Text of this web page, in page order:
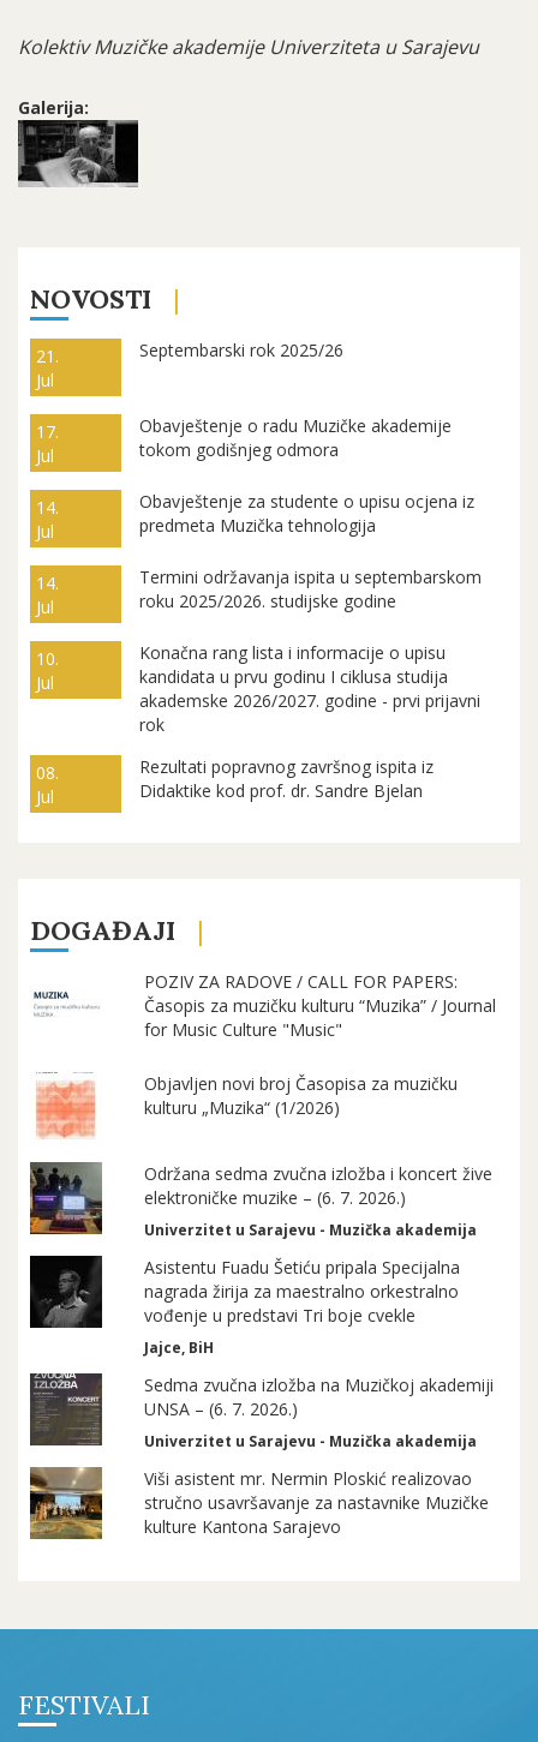
Kolektiv Muzičke akademije Univerziteta u Sarajevu
Galerija:
NOVOSTI
21.
Jul
Septembarski rok 2025/26
17.
Jul
Obavještenje o radu Muzičke akademije
tokom godišnjeg odmora
14.
Jul
Obavještenje za studente o upisu ocjena iz
predmeta Muzička tehnologija
14.
Jul
Termini održavanja ispita u septembarskom
roku 2025/2026. studijske godine
10.
Jul
Konačna rang lista i informacije o upisu
kandidata u prvu godinu I ciklusa studija
akademske 2026/2027. godine - prvi prijavni
rok
08.
Jul
Rezultati popravnog završnog ispita iz
Didaktike kod prof. dr. Sandre Bjelan
DOGAĐAJI
POZIV ZA RADOVE / CALL FOR PAPERS:
Časopis za muzičku kulturu “Muzika” / Journal
for Music Culture "Music"
Objavljen novi broj Časopisa za muzičku
kulturu „Muzika“ (1/2026)
Održana sedma zvučna izložba i koncert žive
elektroničke muzike – (6. 7. 2026.)
Univerzitet u Sarajevu - Muzička akademija
Asistentu Fuadu Šetiću pripala Specijalna
nagrada žirija za maestralno orkestralno
vođenje u predstavi Tri boje cvekle
Jajce, BiH
Sedma zvučna izložba na Muzičkoj akademiji
UNSA – (6. 7. 2026.)
Univerzitet u Sarajevu - Muzička akademija
Viši asistent mr. Nermin Ploskić realizovao
stručno usavršavanje za nastavnike Muzičke
kulture Kantona Sarajevo
FESTIVALI